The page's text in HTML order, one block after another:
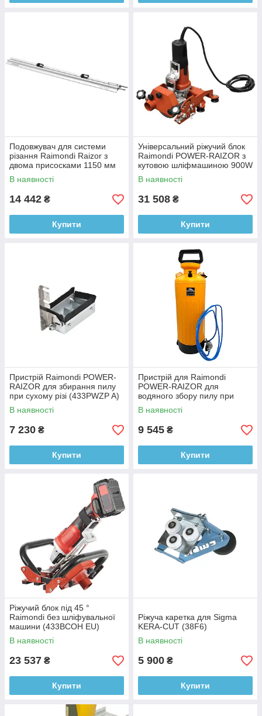
Подовжувач для системи
різання Raimondi Raizor з
двома присосками 1150 мм
(433CRP100)
В наявності
14 442 ₴
Купити
Універсальний ріжучий блок
Raimondi POWER-RAIZOR з
кутовою шліфмашиною 900W
(433PWR EU)
В наявності
31 508 ₴
Купити
Пристрій Raimondi POWER-
RAIZOR для збирання пилу
при сухому різі (433PWZP A)
В наявності
7 230 ₴
Купити
Пристрій для Raimondi
POWER-RAIZOR для
водяного збору пилу при
різанні (433PWW A)
В наявності
9 545 ₴
Купити
Ріжучий блок під 45 °
Raimondi без шліфувальної
машини (433BCOH EU)
В наявності
23 537 ₴
Купити
Ріжуча каретка для Sigma
KERA-CUT (38F6)
В наявності
5 900 ₴
Купити